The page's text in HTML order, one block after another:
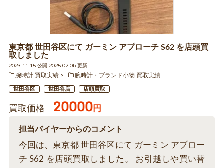
東京都 世田谷区にて ガーミン アプローチ S62 を店頭買
取しました
2023.11.15 公開 2025.02.06 更新
腕時計 買取実績
腕時計・ブランド小物 買取実績
世田谷区 世田谷店 店頭買取
買取価格 20000円
担当バイヤーからのコメント
今回は、東京都 世田谷区にて ガーミン アプロー
チ S62 を店頭買取しました。 お引越しや買い替